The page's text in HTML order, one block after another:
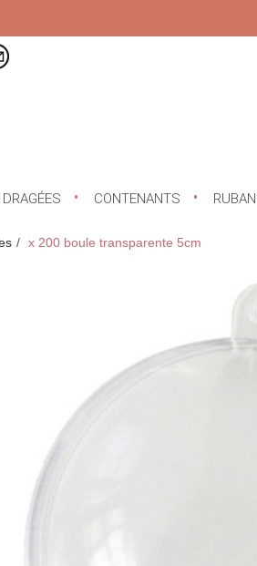
CONTENANTS
x 200 boule transparente 5cm